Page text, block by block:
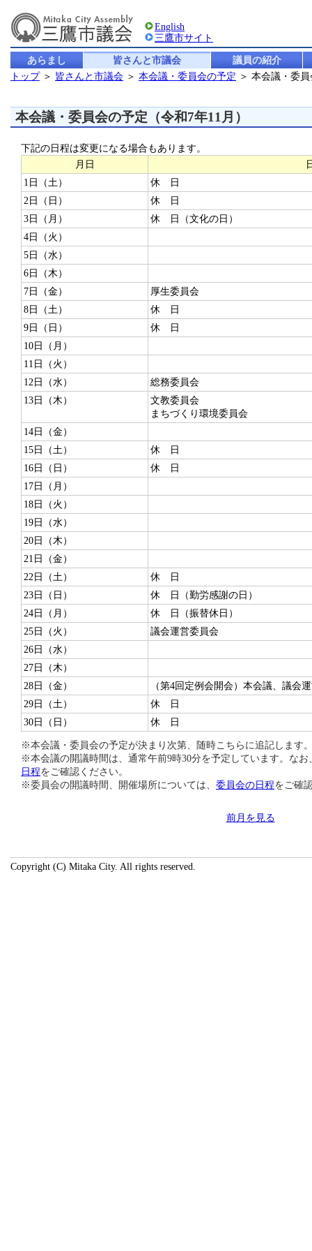
English
三鷹市サイト
あらまし 皆さんと市議会
議員の紹介
トップ＞ 皆さんと市議会 ＞ 本会議・委員会の予定 ＞ 本会議・委
本会議・委員会の予定（令和7年11月）
下記の日程は変更になる場合もあります。
月日
1日（土）
休 日
2日（日）
休 日
3日（月）
休 日（文化の日）
4日（火）
5日（水）
6日（木）
7日（金）
厚生委員会
8日（土）
休 日
9日（日）
休 日
10日（月）
11日（火）
12日（水）
総務委員会
13日（木）
文教委員会
まちづくり環境委員会
14日（金）
15日（土）
休 日
16日（日）
休 日
17日（月）
18日（火）
19日（水）
20日（木）
21日（金）
22日（土）
休 日
23日（日）
休 日（勤労感謝の日）
24日（月）
休 日（振替休日）
25日（火）
議会運営委員会
26日（水）
27日（木）
28日（金）
（第4回定例会開会）本会議、議会
29日（土）
休 日
30日（日）
休 日
※本会議・委員会の予定が決まり次第、随時こちらに追記します
※本会議の開議時間は、通常午前9時30分を予定しています。な
日程をご確認ください。
※委員会の開議時間、開催場所については、 委員会の日程をご確
前月を見る
Copyright (C) Mitaka City. All rights reserved.